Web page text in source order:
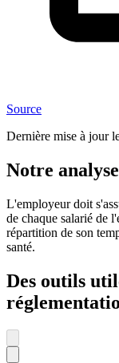
Source
Dernière mise à jour
Notre
L'employeur doit
de chaque salarié de
répartition de son
santé.
Des outils